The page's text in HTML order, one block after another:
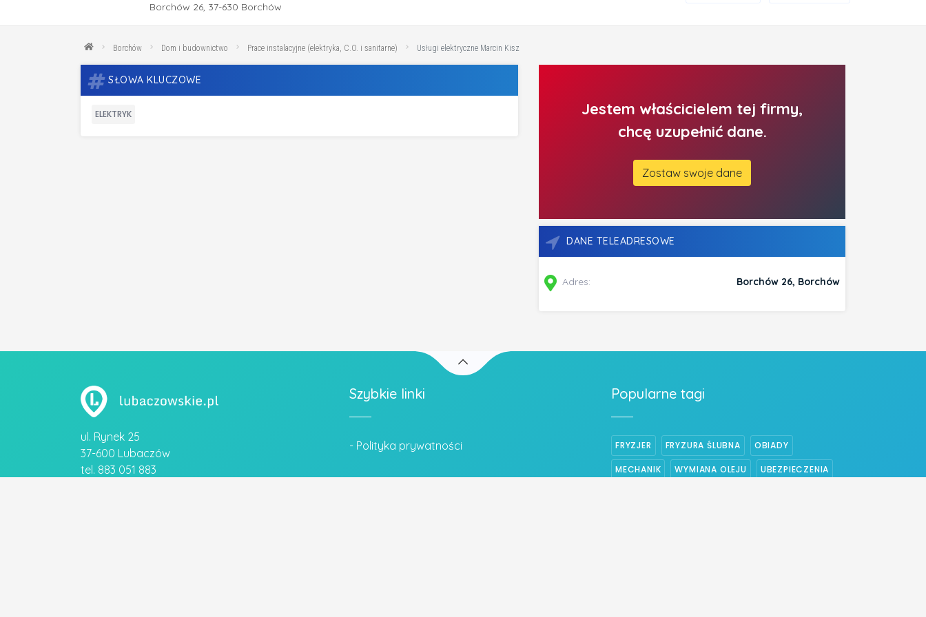
Borchów 26, 37-630 Borchów
Borchów Dom i budownictwo Prace instalacyjne (elektryka, C.O. i sanitarne) Usługi elektryczne Marcin Kisz
SŁOWA KLUCZOWE
ELEKTRYK
Jestem właścicielem tej firmy,
chcę uzupełnić dane.
Zostaw swoje dane
DANE TELEADRESOWE
Adres: Borchów 26, Borchów
ul. Rynek 25
37-600 Lubaczów
tel. 883 051 883
Szybkie linki
- Polityka prywatności
Popularne tagi
FRYZJER FRYZURA ŚLUBNA OBIADY
MECHANIK WYMIANA OLEJU UBEZPIECZENIA